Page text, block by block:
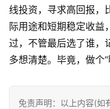
线投资，寻求高回报，
际用途和短期稳定收益
过，不管最后选了谁，
多想清楚。毕竟，做个“
免责声明：以上内容(如